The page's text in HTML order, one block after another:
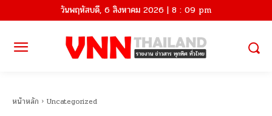
วันพฤหัสบดี, 6 สิงหาคม 2026 | 8 : 09 pm
หน้าหลัก Uncategorized